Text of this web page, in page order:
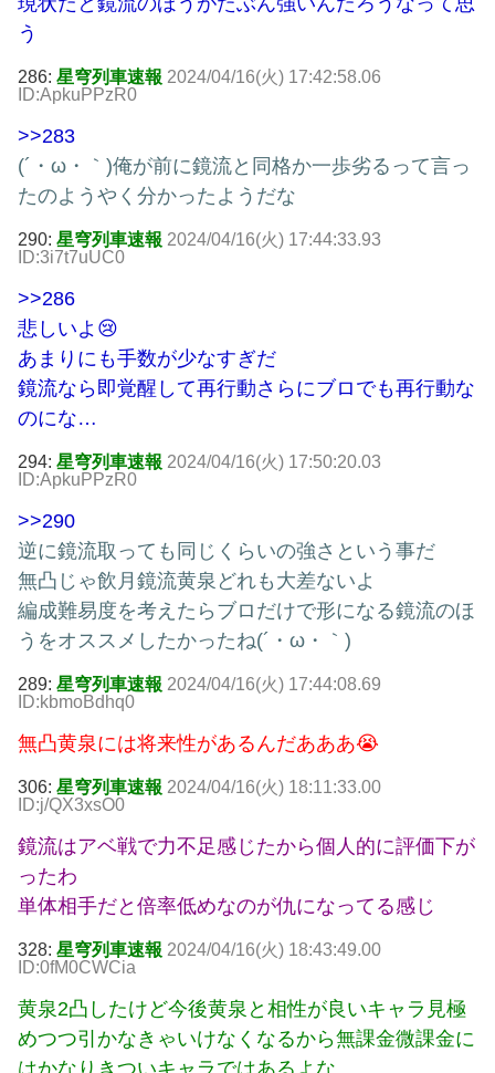
う
286: 星穹列車速報 2024/04/16(火) 17:42:58.06
ID:ApkuPPzR0
>>283
(´・ω・｀)俺が前に鏡流と同格か一歩劣るって言っ
たのようやく分かったようだな
290: 星穹列車速報 2024/04/16(火) 17:44:33.93
ID:3i7t7uUC0
>>286
悲しいよ😢
あまりにも手数が少なすぎだ
鏡流なら即覚醒して再行動さらにブロでも再行動な
のにな…
294: 星穹列車速報 2024/04/16(火) 17:50:20.03
ID:ApkuPPzR0
>>290
逆に鏡流取っても同じくらいの強さという事だ
無凸じゃ飲月鏡流黄泉どれも大差ないよ
編成難易度を考えたらブロだけで形になる鏡流のほ
うをオススメしたかったね(´・ω・｀)
289: 星穹列車速報 2024/04/16(火) 17:44:08.69
ID:kbmoBdhq0
無凸黄泉には将来性があるんだあああ😭
306: 星穹列車速報 2024/04/16(火) 18:11:33.00
ID:j/QX3xsO0
鏡流はアベ戦で力不足感じたから個人的に評価下が
ったわ
単体相手だと倍率低めなのが仇になってる感じ
328: 星穹列車速報 2024/04/16(火) 18:43:49.00
ID:0fM0CWCia
黄泉2凸したけど今後黄泉と相性が良いキャラ見極
めつつ引かなきゃいけなくなるから無課金微課金に